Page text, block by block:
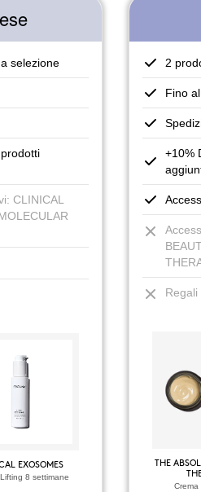
selezione
CLINICAL
EXOSOMES
8 settimane
CLINICAL RETINAL
Siero viso rigenerante
2
Fino
+10%
Regali
THE
Crema